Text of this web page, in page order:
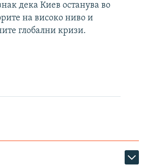
дека Киев останува во
на високо ниво и
глобални кризи.